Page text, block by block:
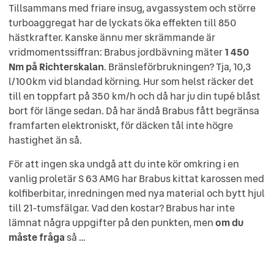
Tillsammans med friare insug, avgassystem och större
turboaggregat har de lyckats öka effekten till 850
hästkrafter. Kanske ännu mer skrämmande är
vridmomentssiffran: Brabus jordbävning mäter1 450
Nm på Richterskalan. Bränsleförbrukningen? Tja, 10,3
l/100km vid blandad körning. Hur som helst räcker det
till en toppfart på 350 km/h och då har ju din tupé blåst
bort för länge sedan. Då har ändå Brabus fått begränsa
framfarten elektroniskt, för däcken tål inte högre
hastighet än så.
För att ingen ska undgå att du inte kör omkring i en
vanlig proletär S 63 AMG har Brabus kittat karossen med
kolfiberbitar, inredningen med nya material och bytt hjul
till 21-tumsfälgar. Vad den kostar? Brabus har inte
lämnat några uppgifter på den punkten, menom du
måste frågaså …